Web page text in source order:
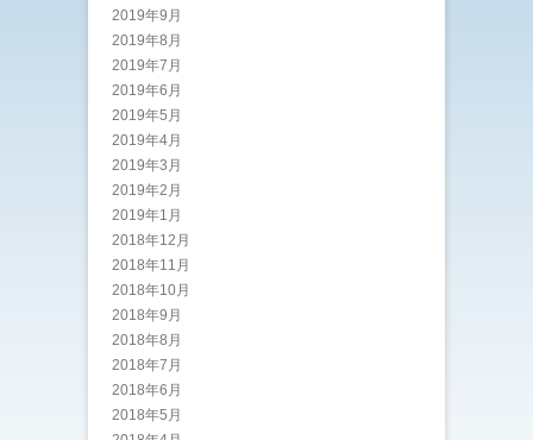
2019年9月
2019年8月
2019年7月
2019年6月
2019年5月
2019年4月
2019年3月
2019年2月
2019年1月
2018年12月
2018年11月
2018年10月
2018年9月
2018年8月
2018年7月
2018年6月
2018年5月